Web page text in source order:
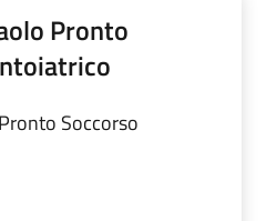
Pronto
Soccorso